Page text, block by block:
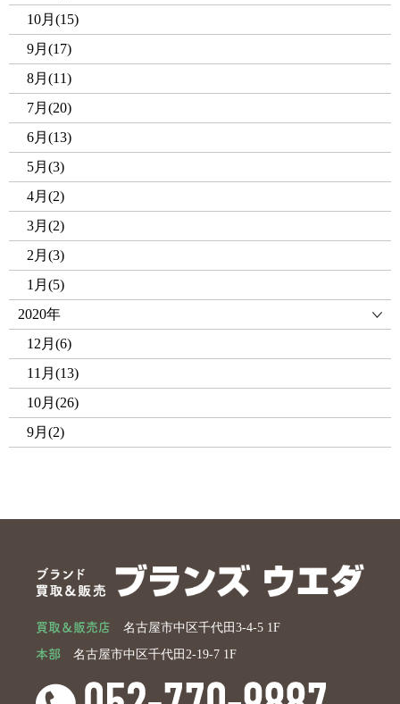
10月(15)
9月(17)
8月(11)
7月(20)
6月(13)
5月(3)
4月(2)
3月(2)
2月(3)
1月(5)
2020年
12月(6)
11月(13)
10月(26)
9月(2)
買取＆販売店 名古屋市中区千代田3-4-5 1F
本部 名古屋市中区千代田2-19-7 1F